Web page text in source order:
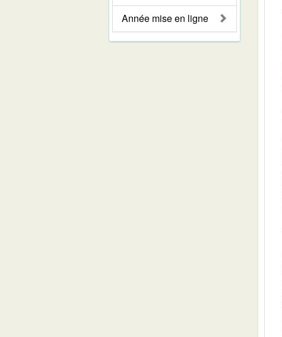
Année mise en ligne